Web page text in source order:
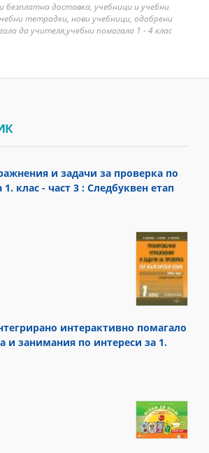
безплатна доставка, учебници и учебни
тетрадки, нови учебници, одобрени
да учителя,учебни помагала 1 - 4 клас
и задачи за проверка по
клас - част 3 : Следбуквен етап
интерактивно помагало
и занимания по интереси за 1.